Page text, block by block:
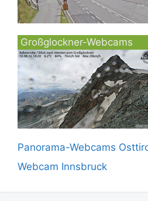
Großglockner-Webcams
Panorama-Webcams
Webcam Innsbruck